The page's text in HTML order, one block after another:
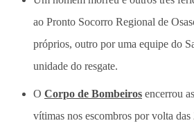
ao Pronto Socorro Regional de
próprios, outro por uma equipe do
unidade do resgate.
O Corpo de Bombeiros encerrou
vítimas nos escombros por volta das